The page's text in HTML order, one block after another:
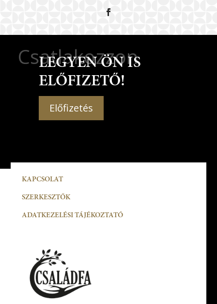
Csatlakozzon
LEGYEN ÖN IS
ELŐFIZETŐ!
Előfizetés
KAPCSOLAT
SZERKESZTŐK
ADATKEZELÉSI TÁJÉKOZTATÓ